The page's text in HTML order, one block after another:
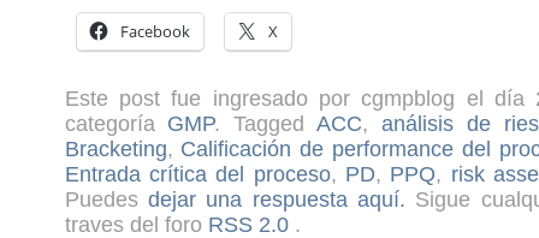
Facebook X
Este post fue ingresado por cgmpblog el
categoría GMP. TaggedACC,análisis de
Bracketing, Calificación de performance del
Entrada crítica del proceso, PD, PPQ, risk
Puedes dejar una respuesta aquí. Sigue
traves del foro RSS 2.0.